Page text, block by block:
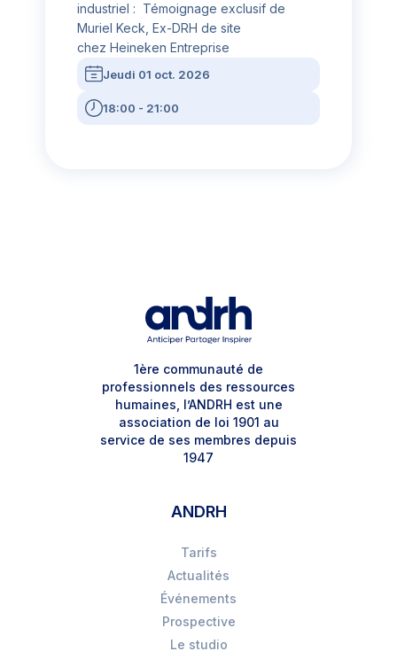
industriel : Témoignage exclusif de
Muriel Keck, Ex-DRH de site
chez Heineken Entreprise
Jeudi 01 oct. 2026
18:00 - 21:00
1ère communauté de
professionnels des ressources
humaines, l’ANDRH est une
association de loi 1901 au
service de ses membres depuis
1947
ANDRH
Tarifs
Actualités
Événements
Prospective
Le studio